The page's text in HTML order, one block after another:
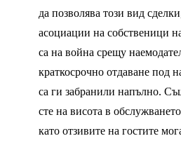
да позволява този вид
асоциации на собственици
са на война срещу
краткосрочно отдаване под
са ги забранили напълно.
сте на висота в
като отзивите на гостите